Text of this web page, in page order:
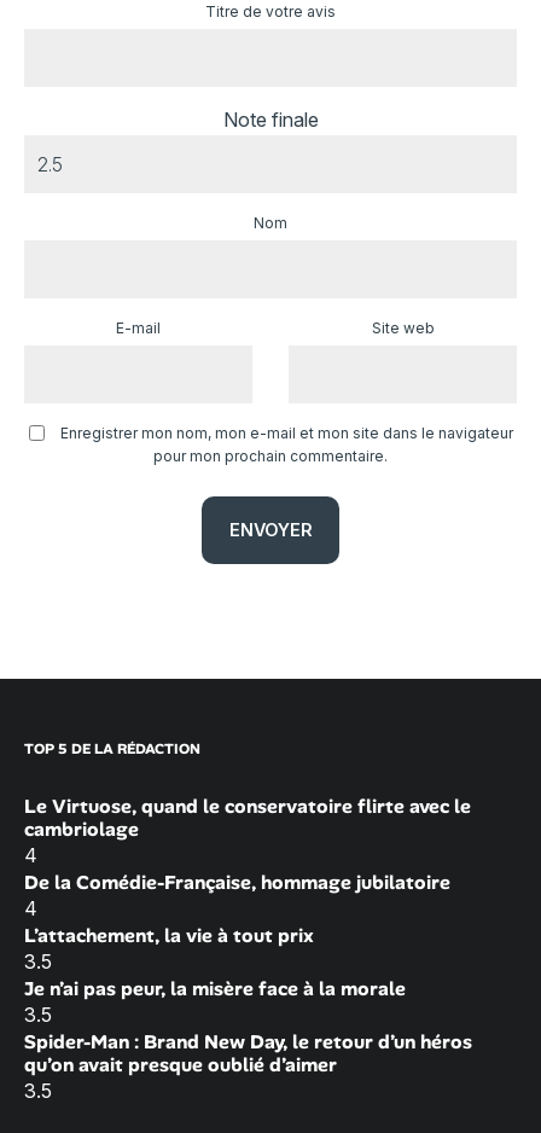
Titre de votre avis
Note finale
Nom
E-mail Site web
Enregistrer mon nom, mon e-mail et mon site dans le navigateur
pour mon prochain commentaire.
TOP 5 DE LA RÉDACTION
Le Virtuose, quand le conservatoire flirte avec le
cambriolage
4
De la Comédie-Française, hommage jubilatoire
4
L’attachement, la vie à tout prix
3.5
Je n’ai pas peur, la misère face à la morale
3.5
Spider-Man : Brand New Day, le retour d’un héros
qu’on avait presque oublié d’aimer
3.5